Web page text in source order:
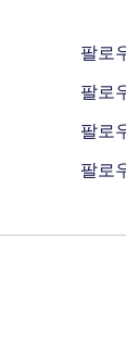
팔로
팔로
팔로
팔로